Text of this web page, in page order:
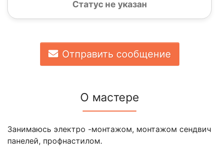
Статус не указан
Отправить сообщение
О мастере
Занимаюсь электро -монтажом, монтажом сендвич
панелей, профнастилом.